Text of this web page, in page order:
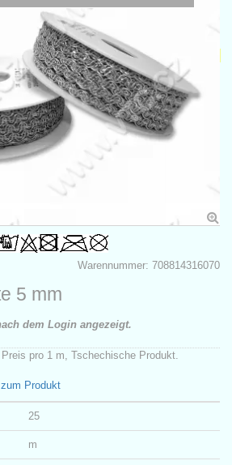
Warennummer: 708814316070
5 mm
dem Login angezeigt.
pro 1 m, Tschechische Produkt.
Produkt
25
m